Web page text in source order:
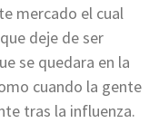
mercado el cual
deje de ser
se quedara en la
cuando la gente
tras la influenza.